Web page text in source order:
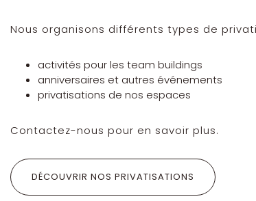
Nous organisons différents types de
activités pour les team buildings
anniversaires et autres événements
privatisations de nos espaces
Contactez-nous pour en savoir plus.
DÉCOUVRIR NOS PRIVATISATIONS